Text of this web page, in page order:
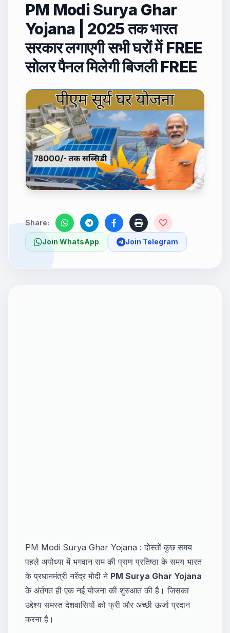
PM Modi Surya Ghar
Yojana | 2025 तक भारत
सरकार लगाएगी सभी घरों में FREE
सोलर पैनल मिलेगी बिजली FREE
Share:
Join WhatsApp Join Telegram
PM Modi Surya Ghar Yojana : दोस्तों कुछ समय
पहले अयोध्या में भगवान राम की प्राण प्रतिष्ठा के समय भारत
के प्रधानमंत्री नरेंद्र मोदी ने PM Surya Ghar Yojana
के अंर्तगत ही एक नई योजना की शुरुआत की है। जिसका
उद्देश्य समस्त देशवासियों को फ्री और अच्छी ऊर्जा प्रदान
करना है।